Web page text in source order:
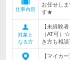
仕事内容
お任せし
す★
対象と
なる方
【未経験
（AT可）
き方も相談
【マイカ